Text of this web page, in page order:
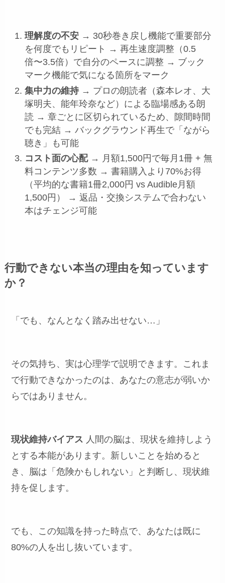
理解度の不安 → 30秒巻き戻し機能で重要部分
を何度でもリピート → 再生速度調整（0.5
倍〜3.5倍）で自分のペースに調整 → ブック
マーク機能で気になる箇所をマーク
集中力の維持→ プロの朗読者（森本レオ、大
塚明夫、能年玲奈など）による臨場感ある朗
読 → 章ごとに区切られているため、隙間時間
でも完結 → バックグラウンド再生で「ながら
聴き」も可能
コスト面の心配→ 月額1,500円で毎月1冊 + 無
料コンテンツ多数 → 書籍購入より70%お得
（平均的な書籍1冊2,000円 vs Audible月額
1,500円） → 返品・交換システムで合わない
本はチェンジ可能
行動できない本当の理由を知っています
か？
「でも、なんとなく踏み出せない…」
その気持ち、実は心理学で説明できます。これま
で行動できなかったのは、あなたの意志が弱いか
らではありません。
現状維持バイアス 人間の脳は、現状を維持しよう
とする本能があります。新しいことを始めると
き、脳は「危険かもしれない」と判断し、現状維
持を促します。
でも、この知識を持った時点で、あなたは既に
80%の人を出し抜いています。